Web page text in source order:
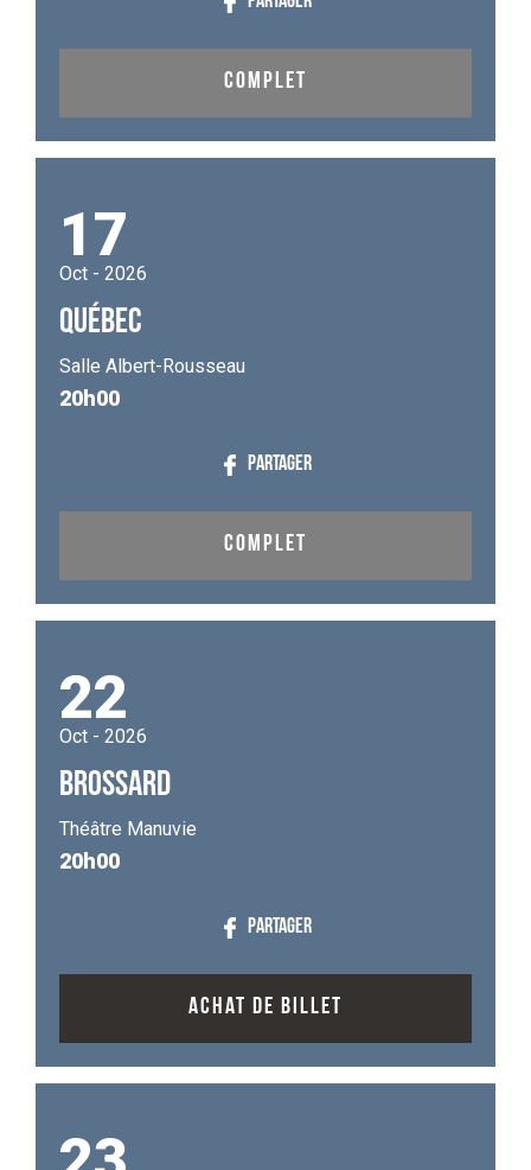
COMPLET
17
Oct - 2026
QUÉBEC
Salle Albert-Rousseau
20h00
PARTAGER
COMPLET
22
Oct - 2026
BROSSARD
Théâtre Manuvie
20h00
PARTAGER
ACHAT DE BILLET